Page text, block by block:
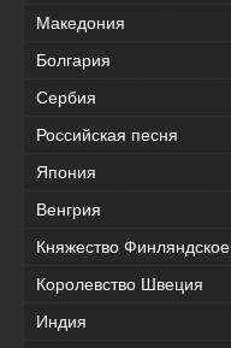
Македония
Болгария
Сербия
Российская песня
Япония
Венгрия
Княжество Финляндское
Королевство Швеция
Индия